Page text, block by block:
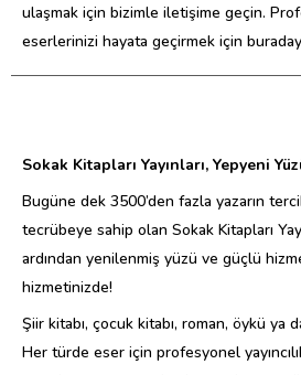
ulaşmak için bizimle iletişime geçin.
eserlerinizi hayata geçirmek için
Sokak Kitapları Yayınları, Yepyeni
Bugüne dek 3500’den fazla yazarın
tecrübeye sahip olan Sokak Kitapları
ardından yenilenmiş yüzü ve güçlü
hizmetinizde!
Şiir kitabı, çocuk kitabı, roman, öykü ya
Her türde eser için profesyonel